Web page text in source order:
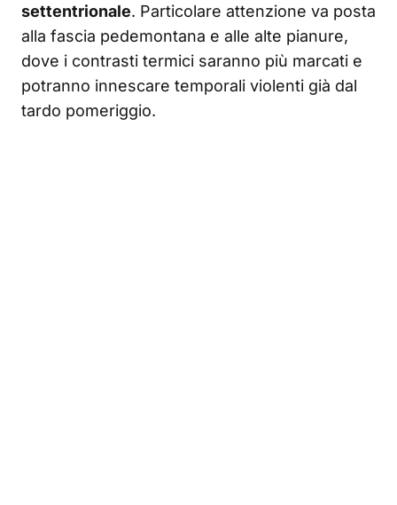
settentrionale. Particolare attenzione va posta
alla fascia pedemontana e alle alte pianure,
dove i contrasti termici saranno più marcati e
potranno innescare temporali violenti già dal
tardo pomeriggio.